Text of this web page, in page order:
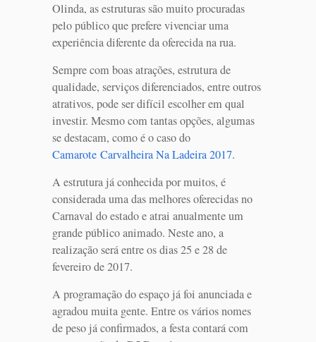
Olinda, as estruturas são muito procuradas
pelo público que prefere vivenciar uma
experiência diferente da oferecida na rua.
Sempre com boas atrações, estrutura de
qualidade, serviços diferenciados, entre outros
atrativos, pode ser difícil escolher em qual
investir. Mesmo com tantas opções, algumas
se destacam, como é o caso do
Camarote Carvalheira Na Ladeira 2017.
A estrutura já conhecida por muitos, é
considerada uma das melhores oferecidas no
Carnaval do estado e atrai anualmente um
grande público animado. Neste ano, a
realização será entre os dias 25 e 28 de
fevereiro de 2017.
A programação do espaço já foi anunciada e
agradou muita gente. Entre os vários nomes
de peso já confirmados, a festa contará com